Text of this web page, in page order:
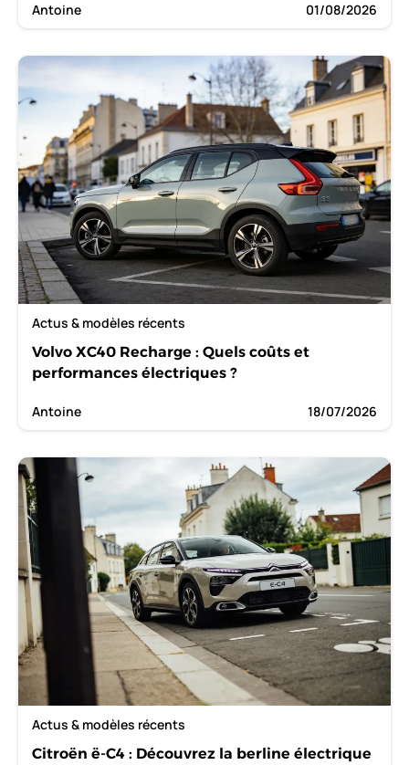
Antoine 01/08/2026
Actus & modèles récents
Volvo XC40 Recharge : Quels coûts et
performances électriques ?
Antoine 18/07/2026
Actus & modèles récents
Citroën ë-C4 : Découvrez la berline électrique